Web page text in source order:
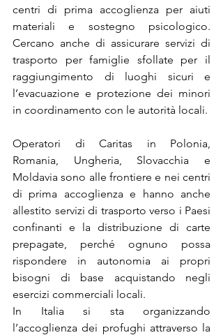
centri di prima accoglienza per aiuti
materiali e sostegno psicologico.
Cercano anche di assicurare servizi di
trasporto per famiglie sfollate per il
raggiungimento di luoghi sicuri e
l’evacuazione e protezione dei minori
in coordinamento con le autorità locali.
Operatori di Caritas in Polonia,
Romania, Ungheria, Slovacchia e
Moldavia sono alle frontiere e nei centri
di prima accoglienza e hanno anche
allestito servizi di trasporto verso i Paesi
confinanti e la distribuzione di carte
prepagate, perché ognuno possa
rispondere in autonomia ai propri
bisogni di base acquistando negli
esercizi commerciali locali.
In Italia si sta organizzando
l’accoglienza dei profughi attraverso la